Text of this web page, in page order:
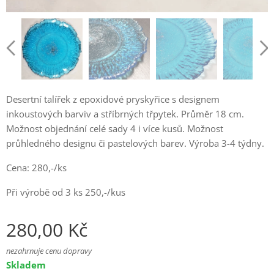
Desertní talířek z epoxidové pryskyřice s designem
inkoustových barviv a stříbrných třpytek. Průměr 18 cm.
Možnost objednání celé sady 4 i více kusů. Možnost
průhledného designu či pastelových barev. Výroba 3-4 týdny.
Cena: 280,-/ks
Při výrobě od 3 ks 250,-/kus
280,00 Kč
nezahrnuje cenu dopravy
Skladem